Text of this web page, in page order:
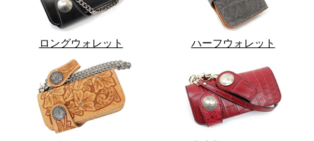
ロングウォレット ハーフウォレット